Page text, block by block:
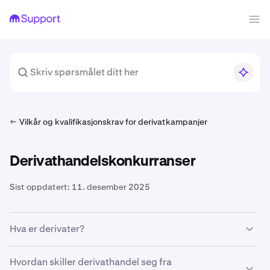
Vilkår og kvalifikasjonskrav for derivatkampanjer
Derivathandelskonkurranser
Sist oppdatert: 11. desember 2025
Hva er derivater?
En kryptoderivatkontrakt er en avtale mellom en kjøper
Hvordan skiller derivathandel seg fra